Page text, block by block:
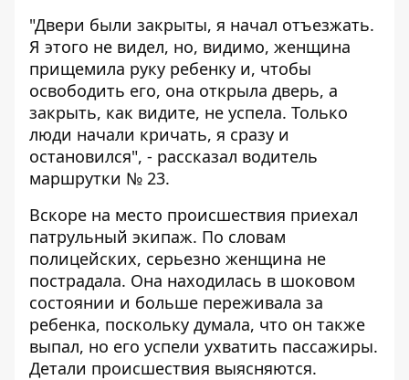
"Двери были закрыты, я начал отъезжать.
Я этого не видел, но, видимо, женщина
прищемила руку ребенку и, чтобы
освободить его, она открыла дверь, а
закрыть, как видите, не успела. Только
люди начали кричать, я сразу и
остановился", - рассказал водитель
маршрутки № 23.
Вскоре на место происшествия приехал
патрульный экипаж. По словам
полицейских, серьезно женщина не
пострадала. Она находилась в шоковом
состоянии и больше переживала за
ребенка, поскольку думала, что он также
выпал, но его успели ухватить пассажиры.
Детали происшествия выясняются.